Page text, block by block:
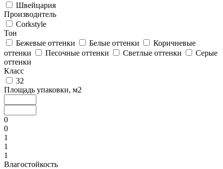
Швейцария
Производитель
Corkstyle
Тон
Бежевые оттенки
Белые оттенки
Коричневые
оттенки
Песочные оттенки Светлые оттенки
Серые
оттенки
Класс
32
Площадь упаковки, м2
0
0
1
1
1
Влагостойкость